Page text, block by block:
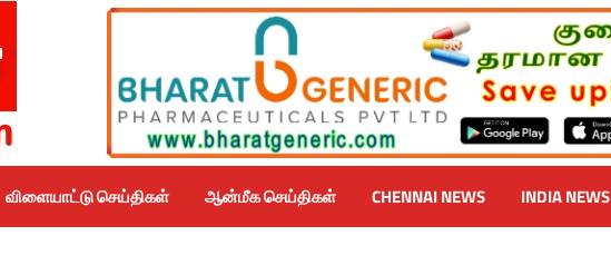
விளையாட்டு செய்திகள் ஆன்மீக செய்திகள் CHENNAI NEWS INDIA NEWS